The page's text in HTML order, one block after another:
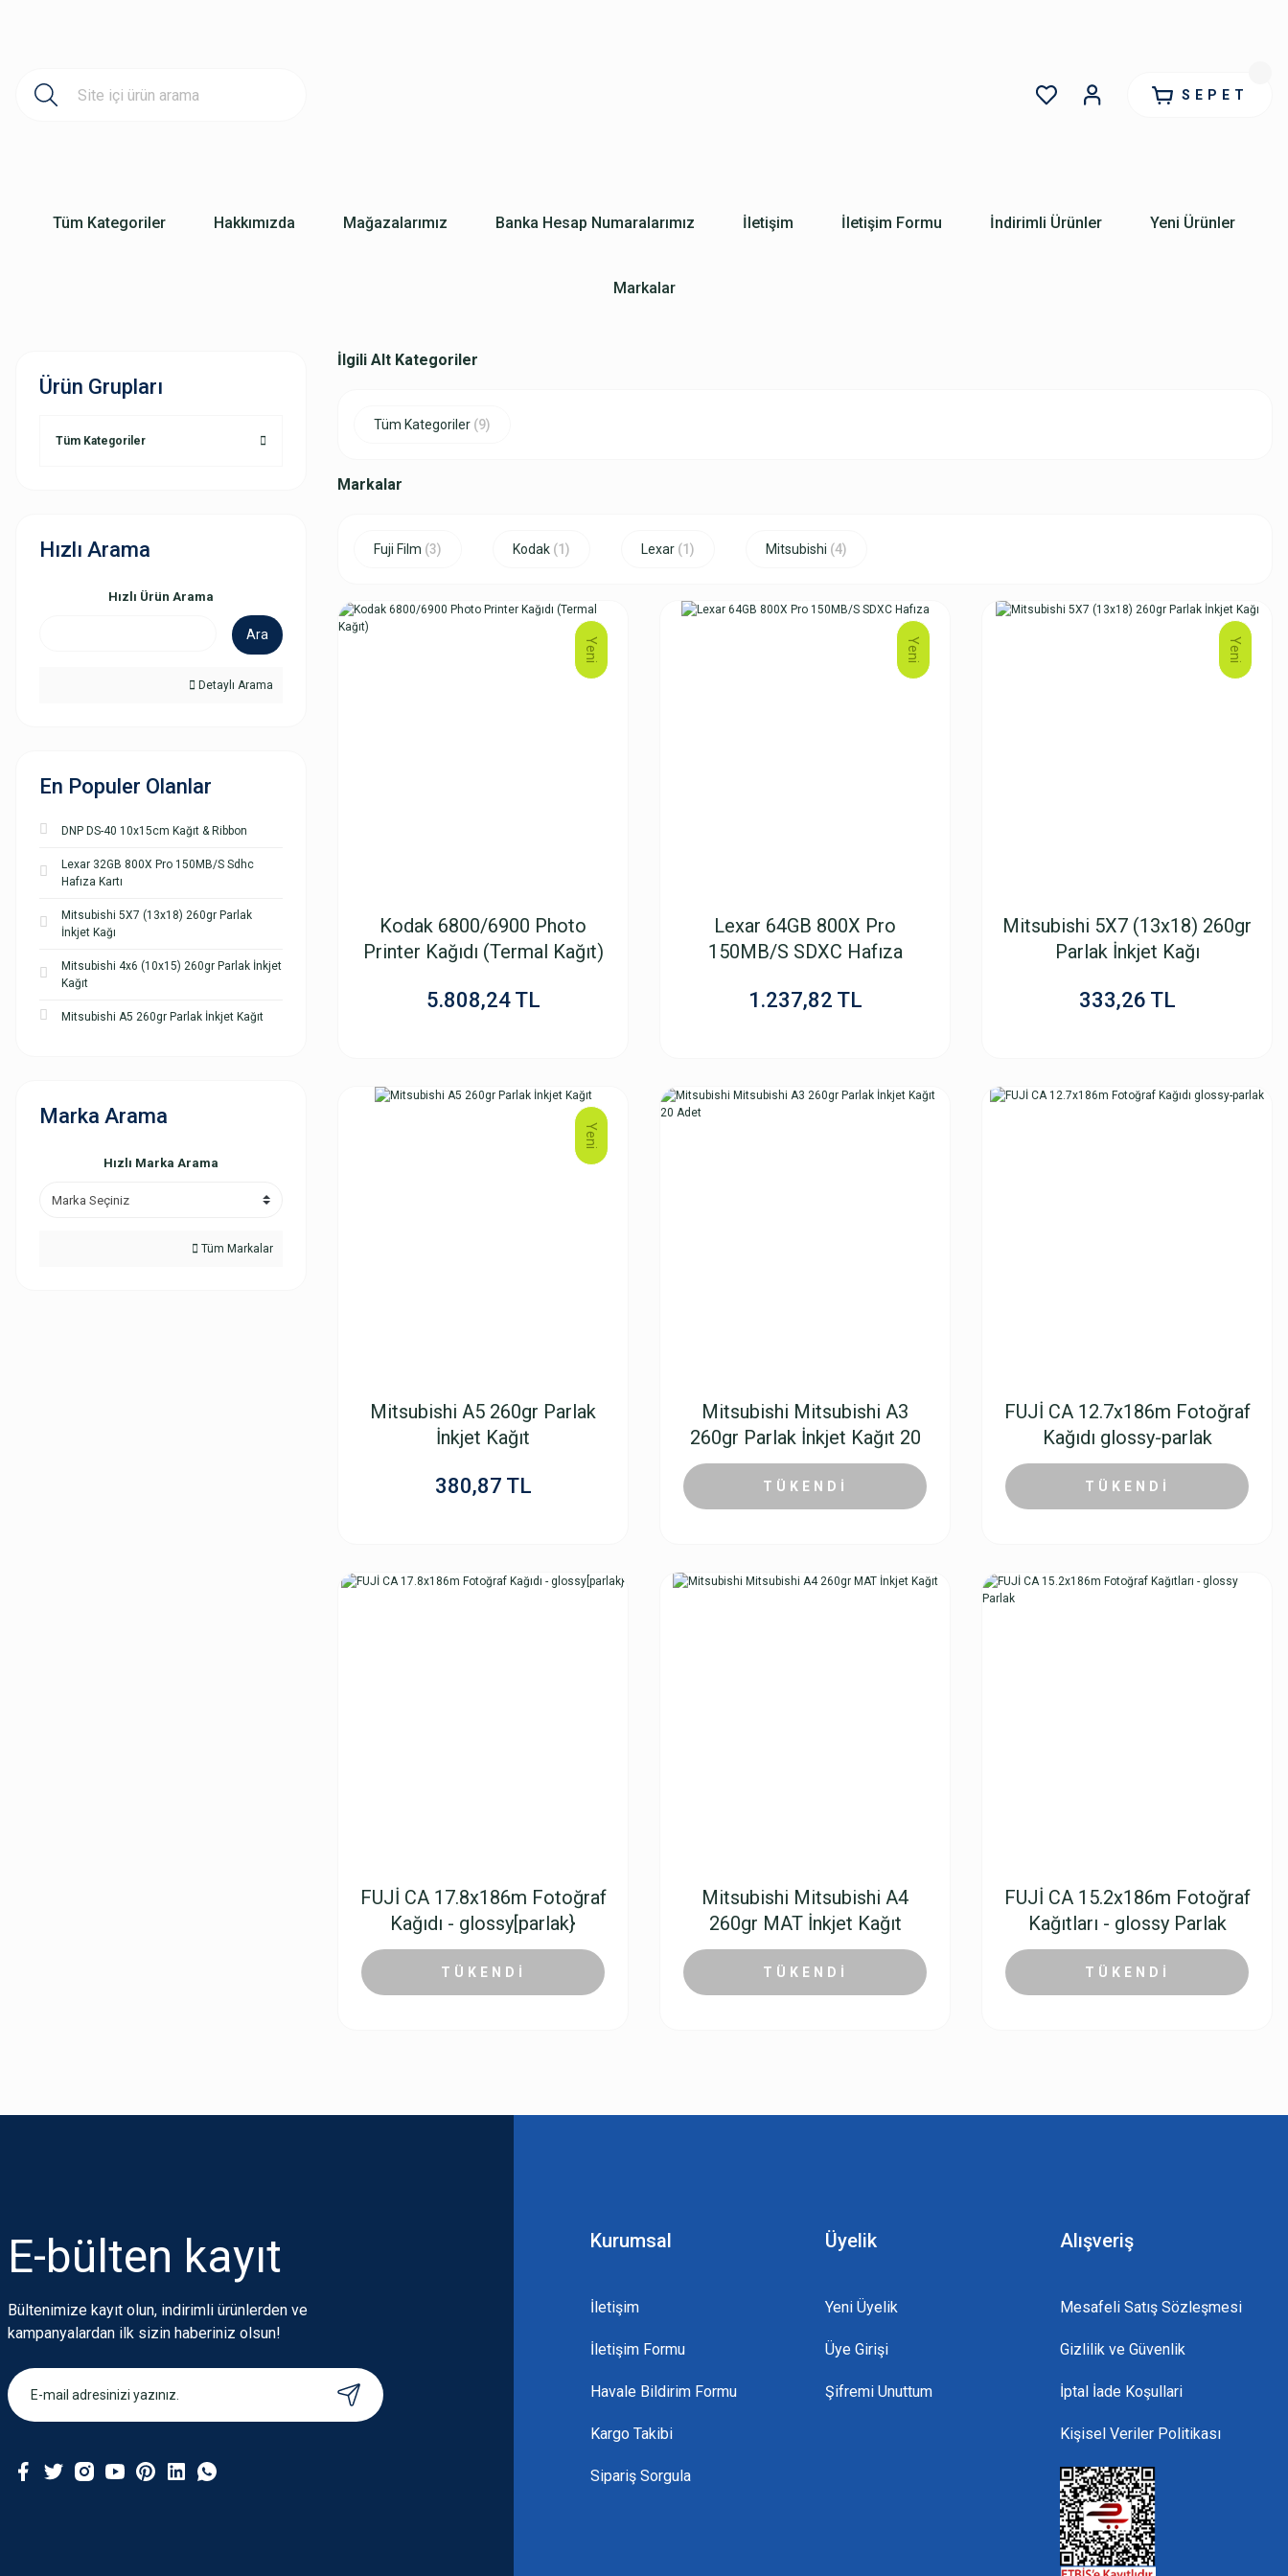
SEPET
Tüm Kategoriler Hakkımızda Mağazalarımız Banka Hesap Numaralarımız İletişim İletişim Formu İndirimli Ürünler Yeni Ürünler
Markalar
Ürün Grupları
Tüm Kategoriler
Hızlı Arama
Hızlı Ürün Arama
Ara
Detaylı Arama
En Populer Olanlar
DNP DS-40 10x15cm Kağıt & Ribbon
Lexar 32GB 800X Pro 150MB/S Sdhc
Hafıza Kartı
Mitsubishi 5X7 (13x18) 260gr Parlak
İnkjet Kağı
Mitsubishi 4x6 (10x15) 260gr Parlak İnkjet
Kağıt
Mitsubishi A5 260gr Parlak İnkjet Kağıt
Marka Arama
Hızlı Marka Arama
Tüm Markalar
İlgili Alt Kategoriler
Tüm Kategoriler (9)
Markalar
Fuji Film (3) Kodak (1) Lexar (1) Mitsubishi (4)
Yeni
Kodak 6800/6900 Photo
Printer Kağıdı (Termal Kağıt)
5.808,24 TL
Yeni
Lexar 64GB 800X Pro
150MB/S SDXC Hafıza
1.237,82 TL
Yeni
Mitsubishi 5X7 (13x18) 260gr
Parlak İnkjet Kağı
333,26 TL
Yeni
Mitsubishi A5 260gr Parlak
İnkjet Kağıt
380,87 TL
Mitsubishi Mitsubishi A3
260gr Parlak İnkjet Kağıt 20
Adet
499,89 TL
TÜKENDİ
FUJİ CA 12.7x186m Fotoğraf
Kağıdı glossy-parlak
3.841,15 TL
TÜKENDİ
FUJİ CA 17.8x186m Fotoğraf
Kağıdı - glossy[parlak}
4.664,26 TL
TÜKENDİ
Mitsubishi Mitsubishi A4
260gr MAT İnkjet Kağıt
261,85 TL
TÜKENDİ
FUJİ CA 15.2x186m Fotoğraf
Kağıtları - glossy Parlak
4.115,52 TL
TÜKENDİ
E-bülten kayıt
Bültenimize kayıt olun, indirimli ürünlerden ve
kampanyalardan ilk sizin haberiniz olsun!
Kurumsal
İletişim
İletişim Formu
Havale Bildirim Formu
Kargo Takibi
Sipariş Sorgula
Üyelik
Yeni Üyelik
Üye Girişi
Şifremi Unuttum
Alışveriş
Mesafeli Satış Sözleşmesi
Gizlilik ve Güvenlik
İptal İade Koşullari
Kişisel Veriler Politikası